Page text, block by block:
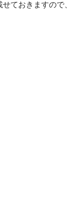
ておきますので、